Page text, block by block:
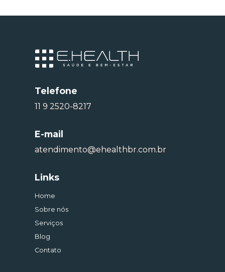
Telefone
11 9 2520-8217
E-mail
atendimento@ehealthbr.com.br
Links
Home
Sobre nós
Serviços
Blog
Contato